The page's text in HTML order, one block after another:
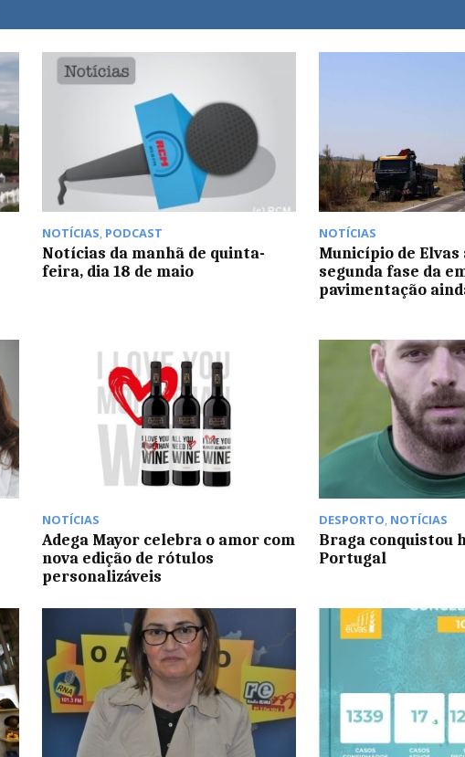
NOTÍCIAS, PODCAST
Notícias da manhã de quinta-
feira, dia 18 de maio
NOTÍCIAS
Município de Elvas
segunda fase da
pavimentação
NOTÍCIAS
Adega Mayor celebra o amor com
nova edição de rótulos
personalizáveis
DESPORTO, NOTÍCIAS
Braga conquistou
Portugal